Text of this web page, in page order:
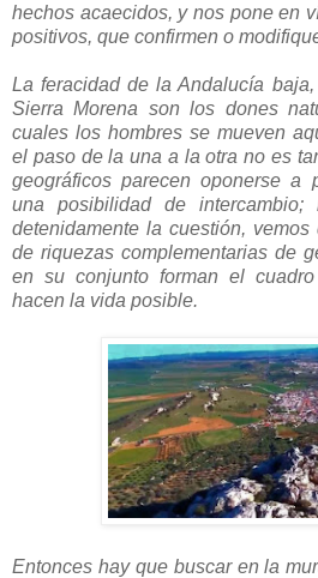
hechos acaecidos, y nos pone en
positivos, que confirmen o
La feracidad de la Andalucía
Sierra Morena son los dones
cuales los hombres se mueven
el paso de la una a la otra no es
geográficos parecen oponerse a
una posibilidad de intercambio;
detenidamente la cuestión,
de riquezas complementarias de
en su conjunto forman el
hacen la vida posible.
Entonces hay que buscar en la